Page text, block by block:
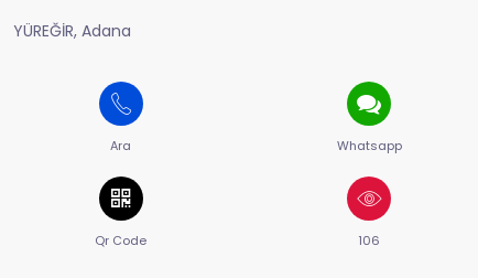
YÜREĞİR, Adana
Ara Whatsapp
Qr Code 106